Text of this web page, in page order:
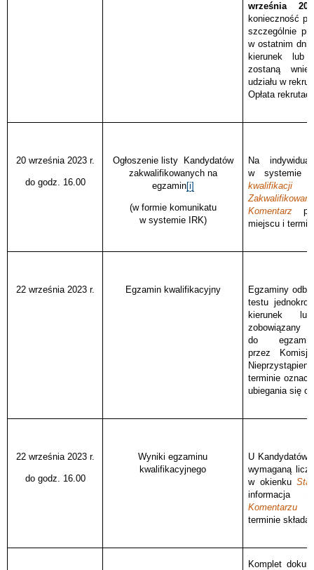
września
konieczność
szczególnie
w ostatnim
kierunek
zostaną
udziału w
Opłata
20 września 2023 r.
do godz. 16.00
Ogłoszenie listy
Kandydatów
zakwalifikowanych na
egzamin[i]
(w formie komunikatu
w systemie IRK)
Na
w systemie
kwalifikacji
Komentarz
miejscu i
22 września 2023 r. Egzamin kwalifikacyjny
Egzaminy
testu
kierunek
do
przez
terminie
ubiegania się o
22 września 2023 r.
do godz. 16.00
Wyniki egzaminu
kwalifikacyjnego
U
wymaganą
w okienku
informacja
Komentarzu
terminie
Komplet